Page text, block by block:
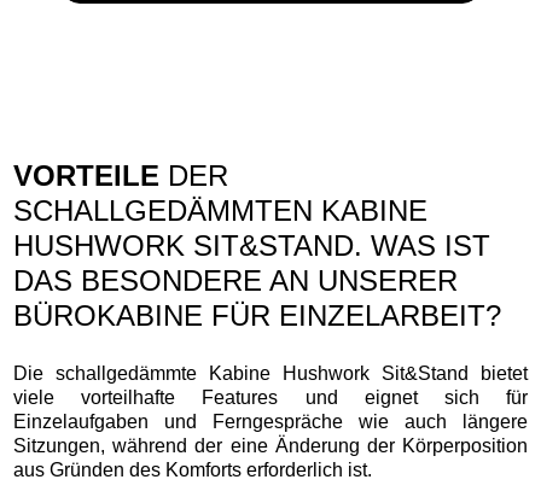
VORTEILE DER
SCHALLGEDÄMMTEN KABINE
HUSHWORK SIT&STAND. WAS IST
DAS BESONDERE AN UNSERER
BÜROKABINE FÜR EINZELARBEIT?
Die schallgedämmte Kabine Hushwork Sit&Stand bietet
viele vorteilhafte Features und eignet sich für
Einzelaufgaben und Ferngespräche wie auch längere
Sitzungen, während der eine Änderung der Körperposition
aus Gründen des Komforts erforderlich ist.